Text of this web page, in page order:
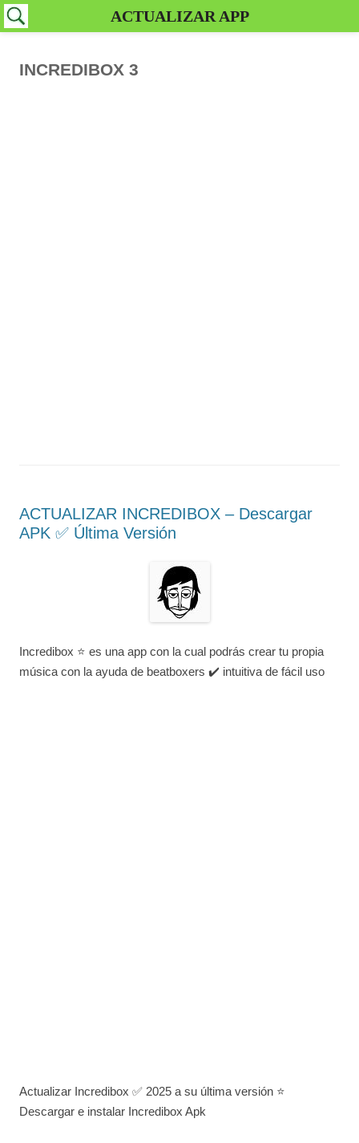
INCREDIBOX 3
ACTUALIZAR INCREDIBOX – Descargar
APK ✅️ Última Versión
Incredibox ⭐ es una app con la cual podrás crear tu propia
música con la ayuda de beatboxers ✔️ intuitiva de fácil uso
Actualizar Incredibox ✅ 2025 a su última versión ⭐
Descargar e instalar Incredibox Apk
ACTUALIZAR APP